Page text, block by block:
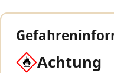
Achtung